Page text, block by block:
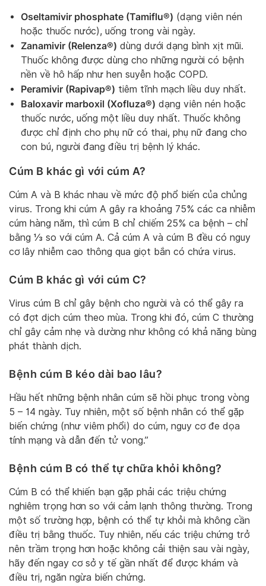
Oseltamivir phosphate (Tamiflu®) (dạng viên nén
hoặc thuốc nước), uống trong vài ngày.
Zanamivir (Relenza®) dùng dưới dạng bình xịt mũi.
Thuốc không được dùng cho những người có bệnh
nền về hô hấp như hen suyễn hoặc COPD.
Peramivir (Rapivap®) tiêm tĩnh mạch liều duy nhất.
Baloxavir marboxil (Xofluza®) dạng viên nén hoặc
thuốc nước, uống một liều duy nhất. Thuốc không
được chỉ định cho phụ nữ có thai, phụ nữ đang cho
con bú, người đang điều trị bệnh lý khác.
Cúm B khác gì với cúm A?
Cúm A và B khác nhau về mức độ phổ biến của chủng
virus. Trong khi cúm A gây ra khoảng 75% các ca nhiễm
cúm hàng năm, thì cúm B chỉ chiếm 25% ca bệnh – chỉ
bằng ⅓ so với cúm A. Cả cúm A và cúm B đều có nguy
cơ lây nhiễm cao thông qua giọt bắn có chứa virus.
Cúm B khác gì với cúm C?
Virus cúm B chỉ gây bệnh cho người và có thể gây ra
có đợt dịch cúm theo mùa. Trong khi đó, cúm C thường
chỉ gây cảm nhẹ và dường như không có khả năng bùng
phát thành dịch.
Bệnh cúm B kéo dài bao lâu?
Hầu hết những bệnh nhân cúm sẽ hồi phục trong vòng
5 – 14 ngày. Tuy nhiên, một số bệnh nhân có thể gặp
biến chứng (như viêm phổi) do cúm, nguy cơ đe dọa
tính mạng và dẫn đến tử vong.”
Bệnh cúm B có thể tự chữa khỏi không?
Cúm B có thể khiến bạn gặp phải các triệu chứng
nghiêm trọng hơn so với cảm lạnh thông thường. Trong
một số trường hợp, bệnh có thể tự khỏi mà không cần
điều trị bằng thuốc. Tuy nhiên, nếu các triệu chứng trở
nên trầm trọng hơn hoặc không cải thiện sau vài ngày,
hãy đến ngay cơ sở y tế gần nhất để được khám và
điều trị, ngăn ngừa biến chứng.